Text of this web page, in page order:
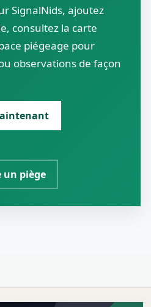
SignalNids, ajoutez
consultez la carte
piégeage pour
observations de façon
un piège